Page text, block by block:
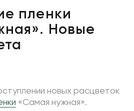
пленки
Новые
новых расцветок
«Самая нужная».